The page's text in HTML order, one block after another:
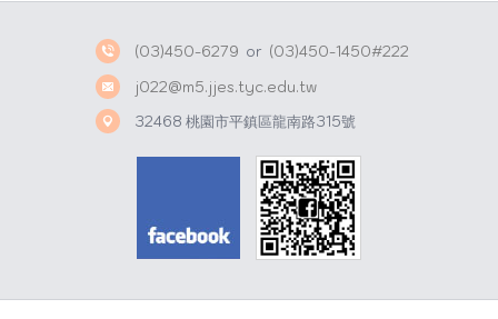
o
(03)450-6279 or (03)450-1450#222
j022@m5.jjes.tyc.edu.tw
32468 桃園市平鎮區龍南路315號